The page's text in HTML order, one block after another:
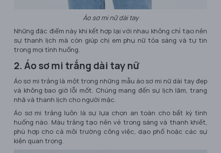
Áo sơ mi nữ dài tay
Những đặc điểm này khi kết hợp lại với nhau không chỉ tạo nên
sự thanh lịch mà còn giúp chị em phụ nữ tỏa sáng và tự tin
trong mọi tình huống.
2. Áo sơ mi trắng dài tay nữ
Áo sơ mi trắng là một trong những mẫu áo sơ mi nữ dài tay đẹp
và không bao giờ lỗi mốt. Chúng mang đến sự lịch lãm, trang
nhã và thanh lịch cho người mặc.
Áo sơ mi trắng luôn là sự lựa chọn an toàn cho bất kỳ tình
huống nào. Màu trắng tạo nên vẻ trong sáng và thanh khiết,
phù hợp cho cả môi trường công việc, dạo phố hoặc các sự
kiện quan trọng.